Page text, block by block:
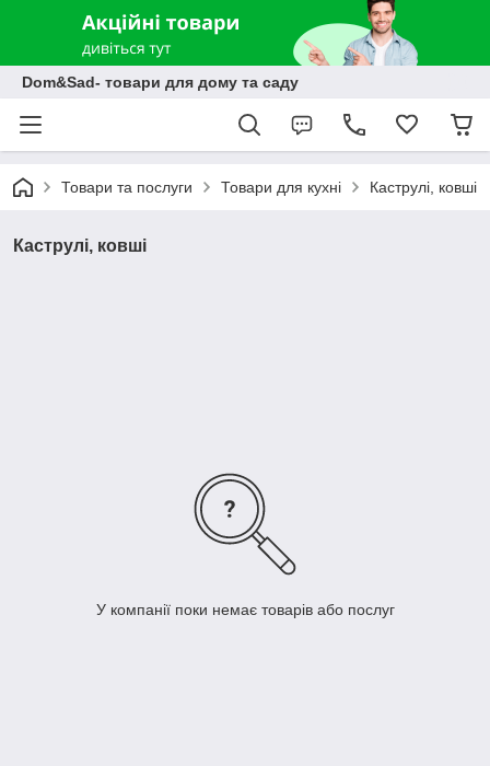
Dom&Sad- товари для дому та саду
Товари та послуги Товари для кухні Каструлі, ковші
Каструлі, ковші
У компанії поки немає товарів або послуг